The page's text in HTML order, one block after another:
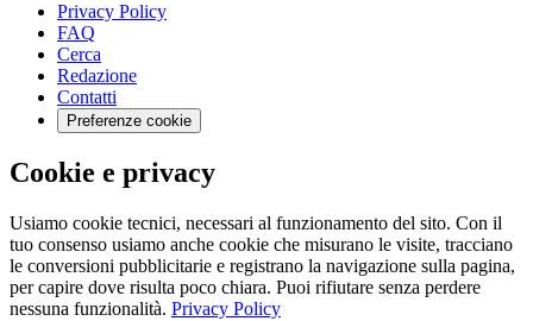
Privacy Policy
FAQ
Cerca
Redazione
Contatti
Preferenze cookie
Cookie e privacy
Usiamo cookie tecnici, necessari al funzionamento del sito. Con il
tuo consenso usiamo anche cookie che misurano le visite, tracciano
le conversioni pubblicitarie e registrano la navigazione sulla pagina,
per capire dove risulta poco chiara. Puoi rifiutare senza perdere
nessuna funzionalità. Privacy Policy